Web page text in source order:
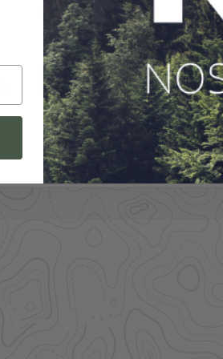
gerne wieder.
Thomas B.
Kundenbewertung
Google